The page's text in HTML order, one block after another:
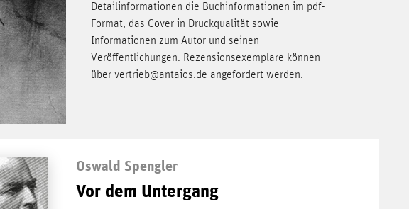
Detailinformationen die Buchinformationen im pdf-
Format, das Cover in Druckqualität sowie
Informationen zum Autor und seinen
Veröffentlichungen. Rezensionsexemplare können
über vertrieb@antaios.de angefordert werden.
Oswald Spengler
Vor dem Untergang